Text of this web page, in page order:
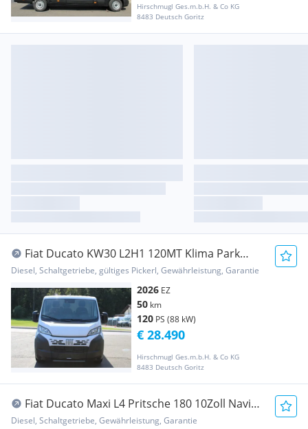
Hirschmugl Ges.m.b.H. & Co KG
8483 Deutsch Goritz
Fiat Ducato KW30 L2H1 120MT Klima Park
Tempomat Akt... Transporter / Kastenwagen
Diesel, Schaltgetriebe, gültiges Pickerl, Gewährleistung, Garantie
2026 EZ
50 km
120 PS (88 kW)
Hirschmugl Ges.m.b.H. & Co KG
8483 Deutsch Goritz
€ 28.490
Fiat Ducato Maxi L4 Pritsche 180 10Zoll Navi
Klimaa... Pritsche
Diesel, Schaltgetriebe, Gewährleistung, Garantie